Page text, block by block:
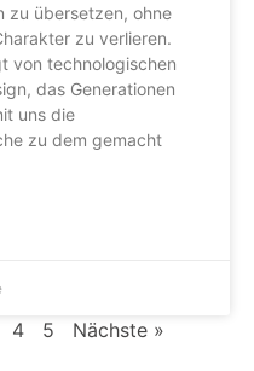
zu übersetzen, ohne
zu verlieren.
von technologischen
das Generationen
uns die
zu dem gemacht
4 5 Nächste »